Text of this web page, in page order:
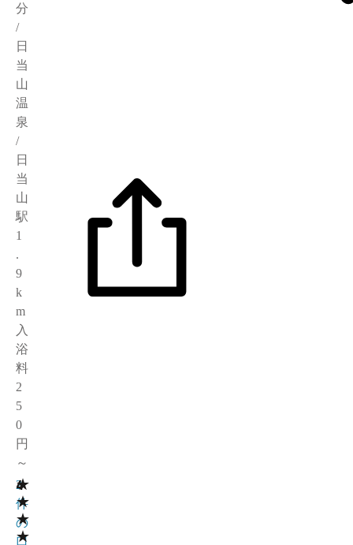
分
/
日
当
山
温
泉
/
日
当
山
駅
1
.
9
k
m
入
浴
料
2
5
0
円
～
★
★
★
★
4
2
件
の
口